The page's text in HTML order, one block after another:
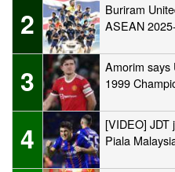
2
Buriram
ASEAN
3
Amorim says
1999
4
[VIDEO] JDT
Piala